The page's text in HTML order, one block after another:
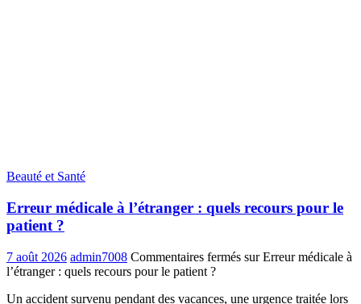
Beauté et Santé
Erreur médicale à l’étranger : quels recours pour le
patient ?
7 août 2026 admin7008 Commentaires fermés sur Erreur médicale à
l’étranger : quels recours pour le patient ?
Un accident survenu pendant des vacances, une urgence traitée lors